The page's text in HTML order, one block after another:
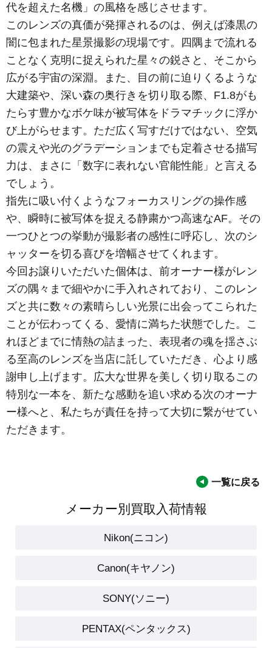
代を超えた名機」の風格を感じさせます。
このレンズの真価が発揮されるのは、例えば漆黒の
闇に包まれた星景撮影の現場です。四隅まで流れる
ことなく克明に捉えられた星々の鋭さと、そこから
広がる宇宙の深淵。また、目の前に迫りくるような
大建築や、深い森の奥行きを切り取る際、F1.8がも
たらす豊かなボケ味が被写体をドラマチックに浮か
び上がらせます。ただ広く写すだけではない、空気
の震えや光のグラデーションまでも定着させる描写
力は、まさに「数字に表れない官能性能」と言える
でしょう。
指先に吸い付くようなフォーカスリングの操作感
や、瞬時に被写体を捉える静粛かつ高速なAF。その
一つひとつの挙動が撮影者の感性に呼応し、次のシ
ャッターを切る喜びを増幅させてくれます。
今回お譲りいただいた個体は、前オーナー様がレン
ズの隅々まで細やかに手入れされており、このレン
ズと共に数々の素晴らしい光景に出会ってこられた
ことが伝わってくる、愛情に満ちた状態でした。こ
れほどまでに情熱の詰まった、表現者の魂を揺さぶ
る至高のレンズを当店に託していただき、心より感
謝申し上げます。広大な世界を美しく切り取るこの
特別な一本を、新たな感動を追い求める次のオーナ
ー様へと、私たちが責任を持って大切に繋がせてい
ただきます。
一覧に戻る
メーカー別買取入荷情報
Nikon(ニコン)
Canon(キヤノン)
SONY(ソニー)
PENTAX(ペンタックス)